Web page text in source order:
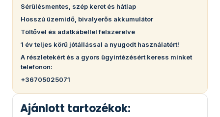
Sérülésmentes, szép keret és hátlap
Hosszú üzemidő, bivalyerős akkumulátor
Töltővel és adatkábellel felszerelve
1 év teljes körű jótállással a nyugodt használatért!
A részletekért és a gyors ügyintézésért keress minket
telefonon:
+36705025071
Ajánlott tartozékok: